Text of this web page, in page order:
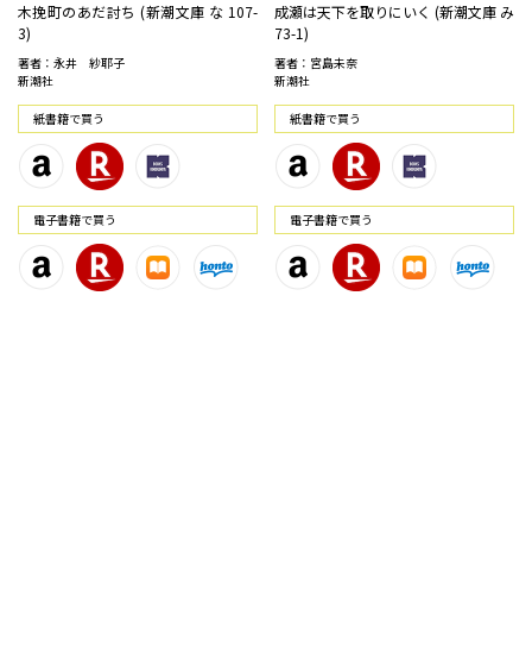
木挽町のあだ討ち (新潮文庫 な 107-
3)
著者：永井 紗耶子
新潮社
紙書籍で買う
電⼦書籍で買う
成瀬は天下を取りにいく (新潮文庫 み
73-1)
著者：宮島未奈
新潮社
紙書籍で買う
電⼦書籍で買う